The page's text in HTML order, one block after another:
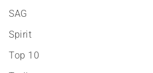
SAG
Spirit
Top 10